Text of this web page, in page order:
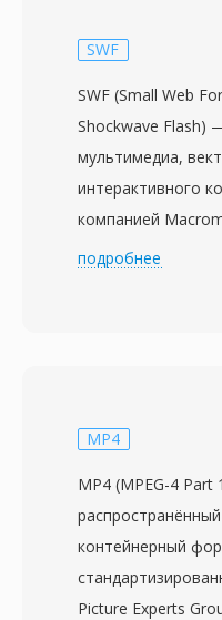
SWF
SWF (Small Web
Shockwave
мультимедиа,
интерактивного
компанией
впоследствии
интерактивности
период расцвета с
2010-х SWF
экосистему веб-
подробнее
MP4
MP4 (MPEG-4
контейнерный
Picture Experts